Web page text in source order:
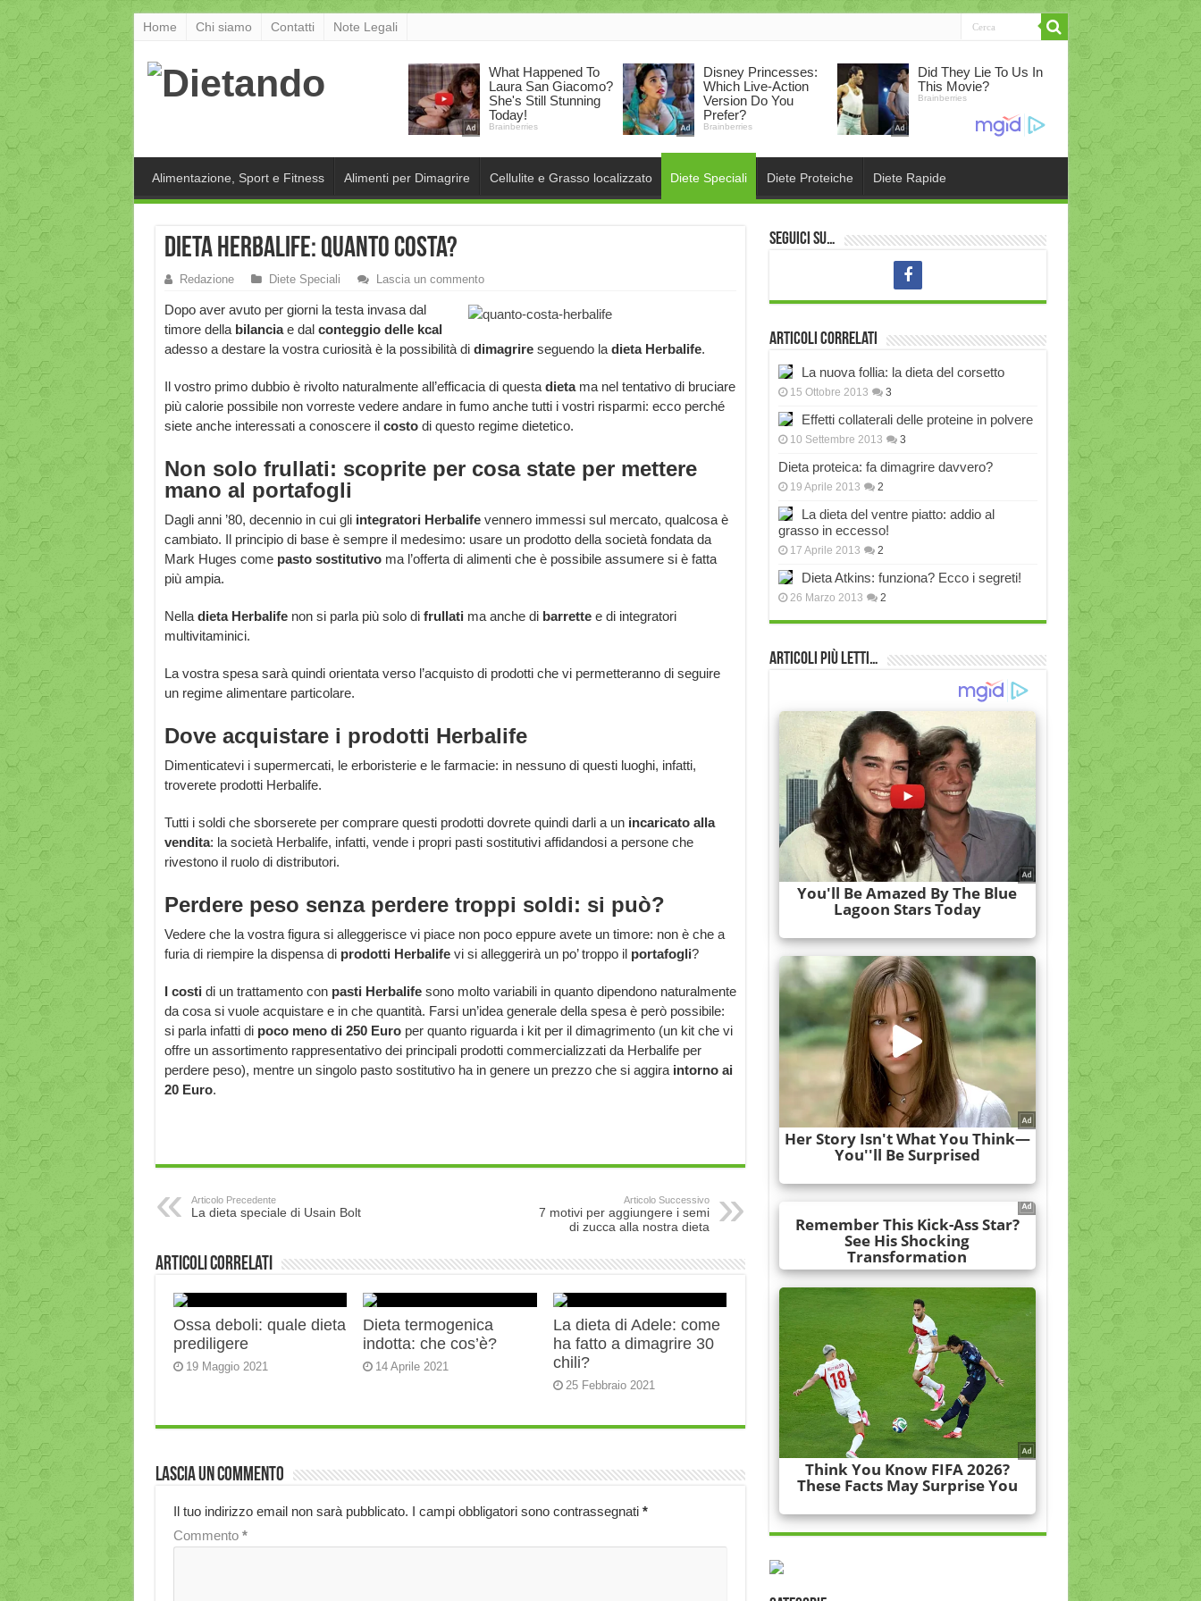
Home Chi siamo Contatti Note Legali
Alimentazione, Sport e Fitness Alimenti per Dimagrire Cellulite e Grasso localizzato Diete Speciali Diete Proteiche Diete Rapide
Dieta Herbalife: quanto costa?
Redazione Diete Speciali Lascia un commento
Dopo aver avuto per giorni la testa invasa dal
timore della bilanciae dal conteggio delle kcal
adesso a destare la vostra curiosità è la possibilità di dimagrire seguendo la dieta Herbalife.
Il vostro primo dubbio è rivolto naturalmente all’efficacia di questa dietama nel tentativo di bruciare
più calorie possibile non vorreste vedere andare in fumo anche tutti i vostri risparmi: ecco perché
siete anche interessati a conoscere il costo di questo regime dietetico.
Non solo frullati: scoprite per cosa state per mettere
mano al portafogli
Dagli anni ’80, decennio in cui gli integratori Herbalife vennero immessi sul mercato, qualcosa è
cambiato. Il principio di base è sempre il medesimo: usare un prodotto della società fondata da
Mark Huges come pasto sostitutivo ma l’offerta di alimenti che è possibile assumere si è fatta
più ampia.
Nella dieta Herbalife non si parla più solo di frullati ma anche di barrettee di integratori
multivitaminici.
La vostra spesa sarà quindi orientata verso l’acquisto di prodotti che vi permetteranno di seguire
un regime alimentare particolare.
Dove acquistare i prodotti Herbalife
Dimenticatevi i supermercati, le erboristerie e le farmacie: in nessuno di questi luoghi, infatti,
troverete prodotti Herbalife.
Tutti i soldi che sborserete per comprare questi prodotti dovrete quindi darli a un incaricato alla
vendita: la società Herbalife, infatti, vende i propri pasti sostitutivi affidandosi a persone che
rivestono il ruolo di distributori.
Perdere peso senza perdere troppi soldi: si può?
Vedere che la vostra figura si alleggerisce vi piace non poco eppure avete un timore: non è che a
furia di riempire la dispensa di prodotti Herbalifevi si alleggerirà un po’ troppo il portafogli?
I costi di un trattamento con pasti Herbalifesono molto variabili in quanto dipendono naturalmente
da cosa si vuole acquistare e in che quantità. Farsi un’idea generale della spesa è però possibile:
si parla infatti di poco meno di 250 Europer quanto riguarda i kit per il dimagrimento (un kit che vi
offre un assortimento rappresentativo dei principali prodotti commercializzati da Herbalife per
perdere peso), mentre un singolo pasto sostitutivo ha in genere un prezzo che si aggira intorno ai
20 Euro.
Articolo Precedente
La dieta speciale di Usain Bolt
Articolo Successivo
7 motivi per aggiungere i semi
di zucca alla nostra dieta
Articoli correlati
Ossa deboli: quale dieta
prediligere
19 Maggio 2021
Dieta termogenica
indotta: che cos’è?
14 Aprile 2021
La dieta di Adele: come
ha fatto a dimagrire 30
chili?
25 Febbraio 2021
Lascia un commento
Il tuo indirizzo email non sarà pubblicato. I campi obbligatori sono contrassegnati *
Commento *
Seguici su…
Articoli correlati
La nuova follia: la dieta del corsetto
15 Ottobre 2013 3
Effetti collaterali delle proteine in polvere
10 Settembre 2013 3
Dieta proteica: fa dimagrire davvero?
19 Aprile 2013 2
La dieta del ventre piatto: addio al
grasso in eccesso!
17 Aprile 2013 2
Dieta Atkins: funziona? Ecco i segreti!
26 Marzo 2013 2
Articoli più Letti…